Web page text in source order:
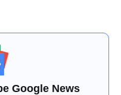
Google News